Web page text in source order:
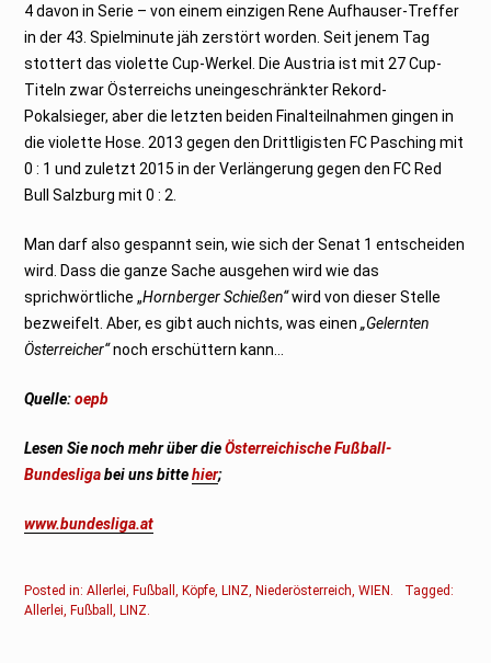
4 davon in Serie – von einem einzigen Rene Aufhauser-Treffer
in der 43. Spielminute jäh zerstört worden. Seit jenem Tag
stottert das violette Cup-Werkel. Die Austria ist mit 27 Cup-
Titeln zwar Österreichs uneingeschränkter Rekord-
Pokalsieger, aber die letzten beiden Finalteilnahmen gingen in
die violette Hose. 2013 gegen den Drittligisten FC Pasching mit
0 : 1 und zuletzt 2015 in der Verlängerung gegen den FC Red
Bull Salzburg mit 0 : 2.
Man darf also gespannt sein, wie sich der Senat 1 entscheiden
wird. Dass die ganze Sache ausgehen wird wie das
sprichwörtliche „Hornberger Schießen“wird von dieser Stelle
bezweifelt. Aber, es gibt auch nichts, was einen„Gelernten
Österreicher“noch erschüttern kann…
Quelle:oepb
Lesen Sie noch mehr über dieÖsterreichische Fußball-
Bundesligabei uns bittehier;
www.bundesliga.at
Posted in:Allerlei,Fußball,Köpfe,LINZ,Niederösterreich,WIEN.
Tagged:
Allerlei,Fußball,LINZ.